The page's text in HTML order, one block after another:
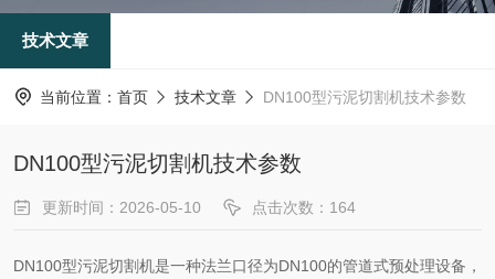
技术文章
当前位置： 首页 技术文章 DN100型污泥切割机技术参数
DN100型污泥切割机技术参数
更新时间：2026-05-10 点击次数：164
DN100型污泥切割机‌是一种法兰口径为DN100的管道式预处理设备，